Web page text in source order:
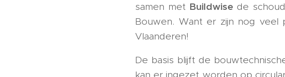
samen met Buildwisede
Bouwen. Want er zijn nog veel
Vlaanderen!
De basis blijft de